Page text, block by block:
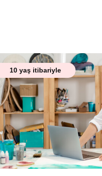
10 yaş itibariyle